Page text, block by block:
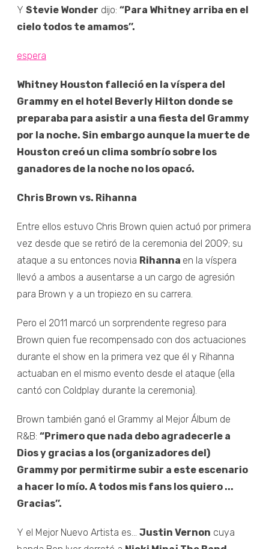
Y Stevie Wonder dijo: “Para Whitney arriba en el
cielo todos te amamos’’.
espera
Whitney Houston falleció en la víspera del
Grammy en el hotel Beverly Hilton donde se
preparaba para asistir a una fiesta del Grammy
por la noche. Sin embargo aunque la muerte de
Houston creó un clima sombrío sobre los
ganadores de la noche no los opacó.
Chris Brown vs. Rihanna
Entre ellos estuvo Chris Brown quien actuó por primera
vez desde que se retiró de la ceremonia del 2009; su
ataque a su entonces novia Rihanna en la víspera
llevó a ambos a ausentarse a un cargo de agresión
para Brown y a un tropiezo en su carrera.
Pero el 2011 marcó un sorprendente regreso para
Brown quien fue recompensado con dos actuaciones
durante el show en la primera vez que él y Rihanna
actuaban en el mismo evento desde el ataque (ella
cantó con Coldplay durante la ceremonia).
Brown también ganó el Grammy al Mejor Álbum de
R&B: “Primero que nada debo agradecerle a
Dios y gracias a los (organizadores del)
Grammy por permitirme subir a este escenario
a hacer lo mío. A todos mis fans los quiero ...
Gracias’’.
Y el Mejor Nuevo Artista es... Justin Vernon cuya